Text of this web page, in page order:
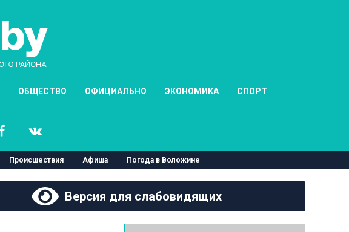
ОБЩЕСТВО ОФИЦИАЛЬНО ЭКОНОМИКА СПОРТ
Происшествия Афиша Погода в Воложине
Версия для слабовидящих